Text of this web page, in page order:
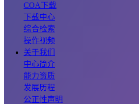
COA下载
下载中心
综合检索
操作视频
关于我们
中心简介
能力资质
发展历程
公正性声明